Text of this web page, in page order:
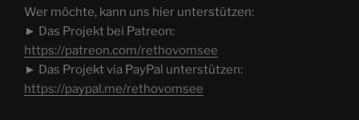
Wer möchte, kann uns hier unterstützen:
► Das Projekt bei Patreon:
https://patreon.com/rethovomsee
► Das Projekt via PayPal unterstützen:
https://paypal.me/rethovomsee